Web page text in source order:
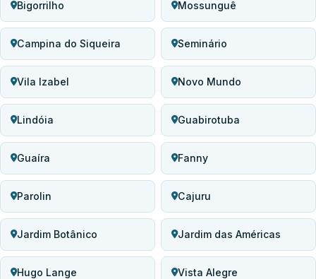
Bigorrilho Mossunguê
Campina do Siqueira Seminário
Vila Izabel Novo Mundo
Lindóia Guabirotuba
Guaíra Fanny
Parolin Cajuru
Jardim Botânico Jardim das Américas
Hugo Lange Vista Alegre